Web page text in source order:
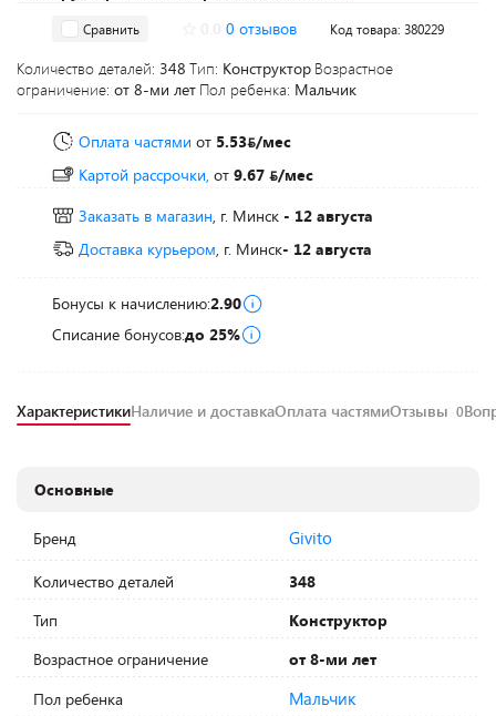
Сравнить 0 отзывов Код товара: 380229
Количество деталей: 348 Тип: Конструктор Возрастное
ограничение: от 8-ми лет Пол ребенка: Мальчик
Оплата частями от 5.53 /мес
Картой рассрочки, от 9.67
/мес
Заказать в магазин, г. Минск - 12 августа
Доставка курьером, г. Минск- 12 августа
Бонусы к начислению:2.90
Списание бонусов:до 25%
ХарактеристикиНаличие и доставкаОплата частямиОтзывы 0
Основные
Бренд Givito
Количество деталей
348
Тип
Конструктор
Возрастное ограничение
от 8-ми лет
Пол ребенка
Мальчик